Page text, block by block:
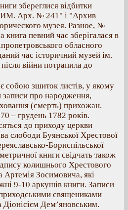
збереглися відбитки
Арх. № 241" і "Архив
музея. Разное, №
певний час зберігалася в
обласного
час історичний музей ім.
війни потрапила до
собою зшиток листів, у якому
про народження,
(смерть) прихожан.
– грудень 1782 років.
до приходу церкви
слободи Буянської Хрестової
Бориспільської
книги свідчать також
колишнього Хрестового
Артемія Зосимовича, які
9-10 аркушів книги. Записи
священиками
Дем’яновським.